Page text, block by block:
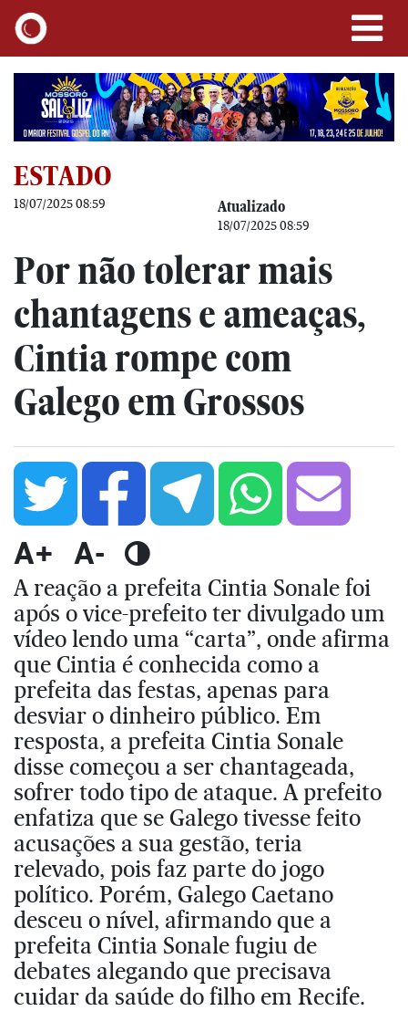
ESTADO
18/07/2025 08:59 Atualizado
18/07/2025 08:59
Por não tolerar mais
chantagens e ameaças,
Cintia rompe com
Galego em Grossos
A+ A-
A reação a prefeita Cintia Sonale foi
após o vice-prefeito ter divulgado um
vídeo lendo uma “carta”, onde afirma
que Cintia é conhecida como a
prefeita das festas, apenas para
desviar o dinheiro público. Em
resposta, a prefeita Cintia Sonale
disse começou a ser chantageada,
sofrer todo tipo de ataque. A prefeito
enfatiza que se Galego tivesse feito
acusações a sua gestão, teria
relevado, pois faz parte do jogo
político. Porém, Galego Caetano
desceu o nível, afirmando que a
prefeita Cintia Sonale fugiu de
debates alegando que precisava
cuidar da saúde do filho em Recife.